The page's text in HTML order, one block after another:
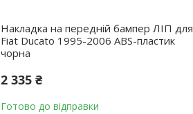
Накладка на передній бампер ЛІП для
Fiat Ducato 1995-2006 ABS-пластик
чорна
2 335 ₴
Готово до відправки